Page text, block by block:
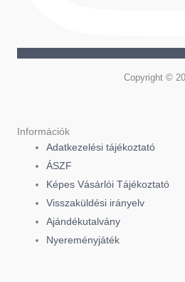
Copyright ©
Információk
Adatkezelési tájékoztató
ÁSZF
Képes Vásárlói Tájékoztató
Visszaküldési irányelv
Ajándékutalvány
Nyereményjáték